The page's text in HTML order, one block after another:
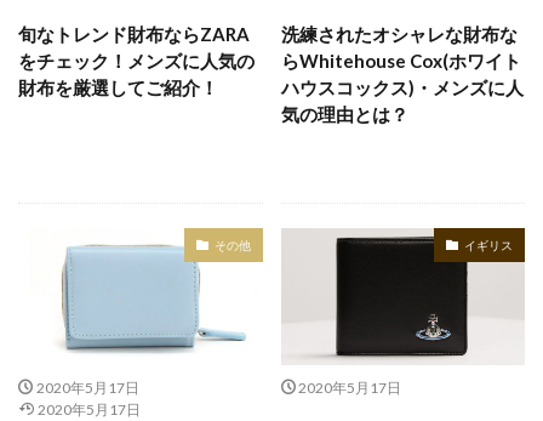
旬なトレンド財布ならZARA
をチェック！メンズに人気の
財布を厳選してご紹介！
洗練されたオシャレな財布な
らWhitehouse Cox(ホワイト
ハウスコックス)・メンズに人
気の理由とは？
その他
2020年5月17日
2020年5月17日
イギリス
2020年5月17日